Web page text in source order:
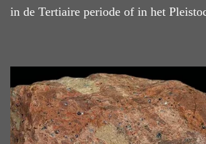
in de Tertiaire periode of in het